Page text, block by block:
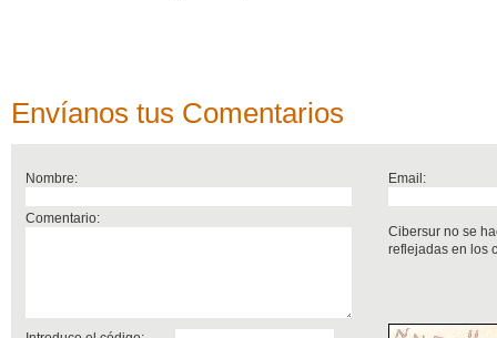
Envíanos tus Comentarios
Nombre: Email:
Comentario:
Cibersur no se
reflejadas en los